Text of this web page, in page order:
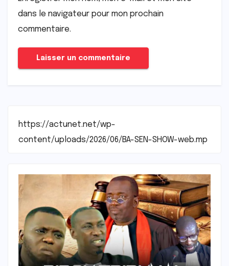
dans le navigateur pour mon prochain
commentaire.
https://actunet.net/wp-
content/uploads/2026/06/BA-SEN-SHOW-web.mp